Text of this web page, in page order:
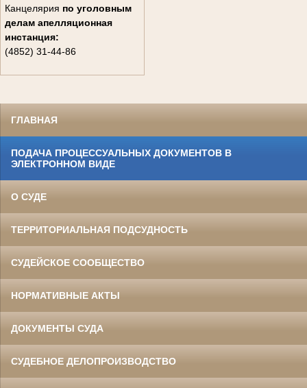
Канцелярия по уголовным
делам апелляционная
инстанция:
(4852) 31-44-86
ГЛАВНАЯ
ПОДАЧА ПРОЦЕССУАЛЬНЫХ ДОКУМЕНТОВ В
ЭЛЕКТРОННОМ ВИДЕ
О СУДЕ
ТЕРРИТОРИАЛЬНАЯ ПОДСУДНОСТЬ
СУДЕЙСКОЕ СООБЩЕСТВО
НОРМАТИВНЫЕ АКТЫ
ДОКУМЕНТЫ СУДА
СУДЕБНОЕ ДЕЛОПРОИЗВОДСТВО